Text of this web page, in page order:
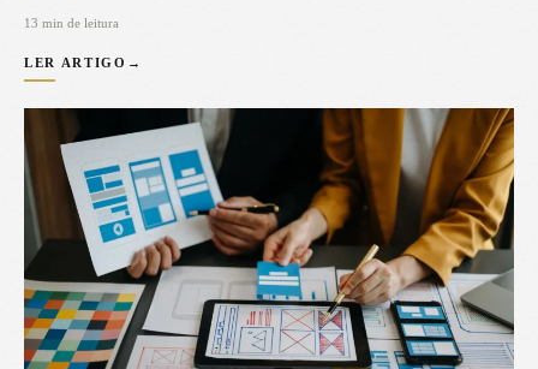
13 min de leitura
LER ARTIGO →